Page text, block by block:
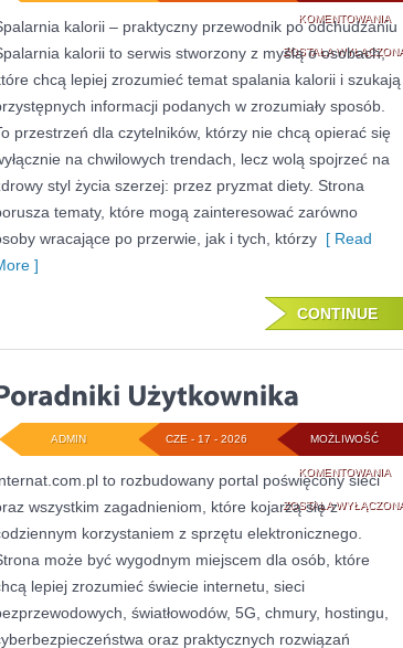
KOMENTOWANIA
ZOSTAŁA
kalorii – praktyczny przewodnik po odchudzaniu
kalorii to serwis stworzony z myślą o osobach,
chcą lepiej zrozumieć temat spalania kalorii i szukają
informacji podanych w zrozumiały sposób.
przestrzeń dla czytelników, którzy nie chcą opierać się
na chwilowych trendach, lecz wolą spojrzeć na
styl życia szerzej: przez pryzmat diety. Strona
tematy, które mogą zainteresować zarówno
wracające po przerwie, jak i tych, którzy [ Read
]
CONTINUE
MOŻLIWOŚĆ
KOMENTOWANIA
ZOSTAŁA
CZE - 17 - 2026
ADMIN
to rozbudowany portal poświęcony sieci
wszystkim zagadnieniom, które kojarzą się z
korzystaniem z sprzętu elektronicznego.
może być wygodnym miejscem dla osób, które
lepiej zrozumieć świecie internetu, sieci
światłowodów, 5G, chmury, hostingu,
oraz praktycznych rozwiązań